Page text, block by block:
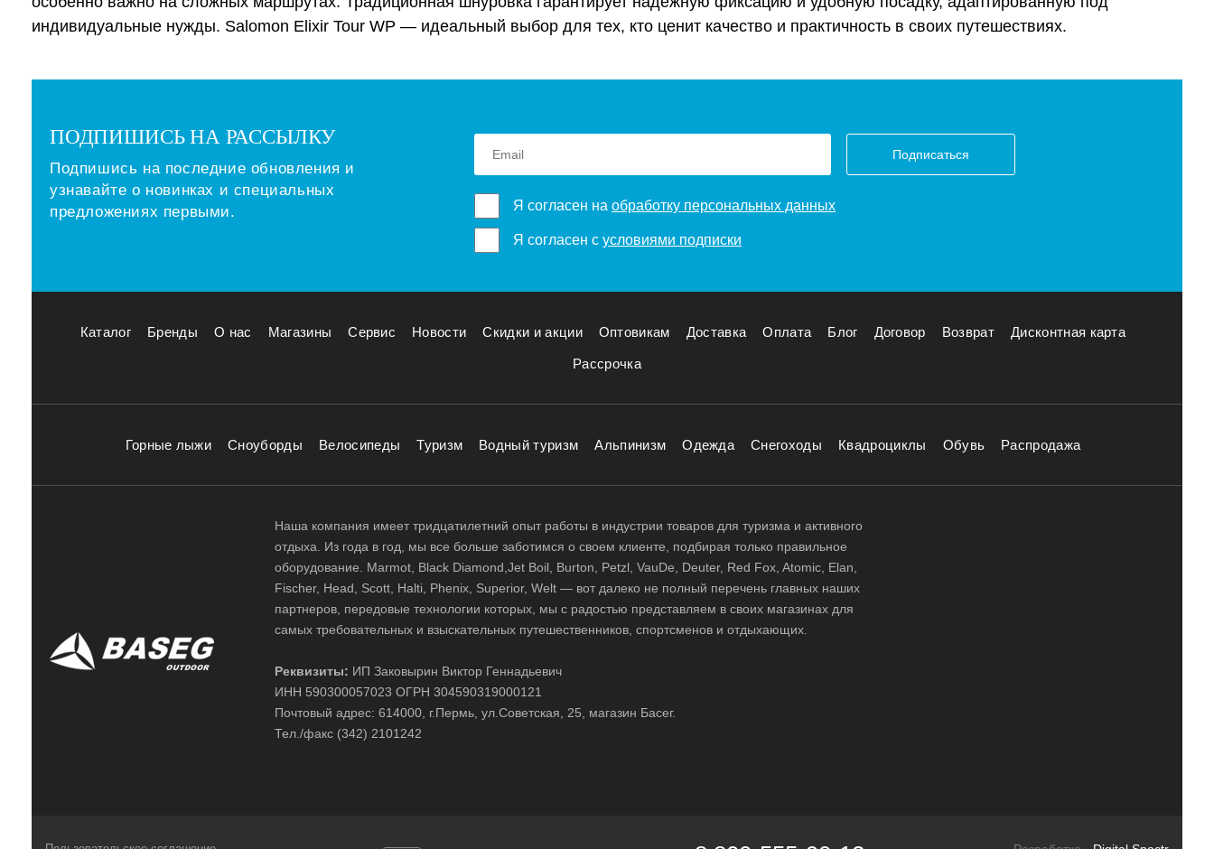
индивидуальные нужды. Salomon Elixir Tour WP — идеальный выбор для тех, кто ценит качество и практичность в своих путешествиях.
ПОДПИШИСЬ НА РАССЫЛКУ
Подпишись на последние обновления и
узнавайте о новинках и специальных
предложениях первыми.
Подписаться
Я согласен на обработку персональных данных
Я согласен с условиями подписки
Каталог Бренды О нас Магазины Сервис Новости Скидки и акции Оптовикам Доставка Оплата Блог Договор Возврат Дисконтная карта
Рассрочка
Горные лыжи Сноуборды Велосипеды Туризм Водный туризм Альпинизм Одежда Снегоходы Квадроциклы Обувь Распродажа
Наша компания имеет тридцатилетний опыт работы в индустрии товаров для туризма и активного
отдыха. Из года в год, мы все больше заботимся о своем клиенте, подбирая только правильное
оборудование. Marmot, Black Diamond,Jet Boil, Burton, Petzl, VauDe, Deuter, Red Fox, Atomic, Elan,
Fischer, Head, Scott, Halti, Phenix, Superior, Welt — вот далеко не полный перечень главных наших
партнеров, передовые технологии которых, мы с радостью представляем в своих магазинах для
самых требовательных и взыскательных путешественников, спортсменов и отдыхающих.
Реквизиты: ИП Заковырин Виктор Геннадьевич
ИНН 590300057023 ОГРН 304590319000121
Почтовый адрес: 614000, г.Пермь, ул.Советская, 25, магазин Басег.
Тел./факс (342) 2101242